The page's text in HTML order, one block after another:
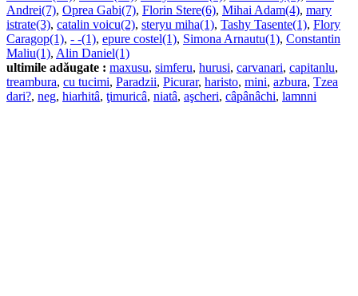
Andrei(7), Oprea Gabi(7), Florin Stere(6), Mihai Adam(4), mary
istrate(3), catalin voicu(2), steryu miha(1), Tashy Tasente(1), Flory
Caragop(1), - -(1), epure costel(1), Simona Arnautu(1), Constantin
Maliu(1), Alin Daniel(1)
ultimile adăugate : maxusu, simferu, hurusi, carvanari, capitanlu,
treambura, cu tucimi, Paradzii, Picurar, haristo, mini, azbura, Tzea
dari?, neg, hiarhitâ, ţimuricâ, niatâ, aşcheri, câpânâchi, lamnni